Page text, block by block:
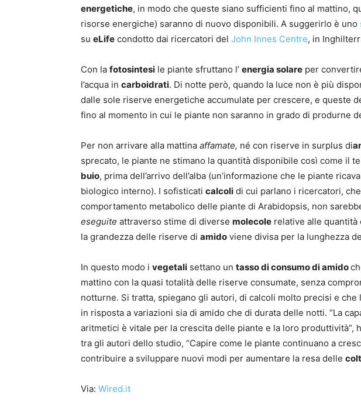
energetiche, in modo che queste siano sufficienti fino al mattino,
risorse energiche) saranno di nuovo disponibili. A suggerirlo è uno
su eLife condotto dai ricercatori del John Innes Centre, in
Con la fotosintesi le piante sfruttano l’ energia solare per
l’acqua in carboidrati. Di notte però, quando la luce non è più
dalle sole riserve energetiche accumulate per crescere, e queste
fino al momento in cui le piante non saranno in grado di produrne
Per non arrivare alla mattina affamate, né con riserve in surplus di
sprecato, le piante ne stimano la quantità disponibile così come il
buio, prima dell’arrivo dell’alba (un’informazione che le piante
biologico interno). I sofisticati calcoli di cui parlano i ricercatori,
comportamento metabolico delle piante di Arabidopsis, non
eseguite attraverso stime di diverse molecole relative alle quantità
la grandezza delle riserve di amido viene divisa per la lunghezza
In questo modo i vegetali settano un tasso di consumo di amido
mattino con la quasi totalità delle riserve consumate, senza
notturne. Si tratta, spiegano gli autori, di calcoli molto precisi e
in risposta a variazioni sia di amido che di durata delle notti. “La
aritmetici è vitale per la crescita delle piante e la loro produttività”,
tra gli autori dello studio, “Capire come le piante continuano a
contribuire a sviluppare nuovi modi per aumentare la resa delle
Via: Wired.it